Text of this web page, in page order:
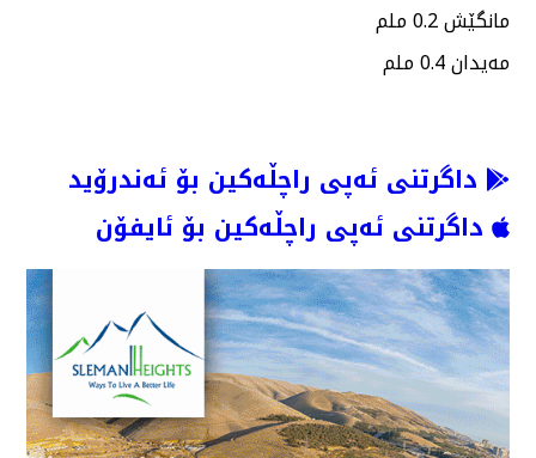
مانگێش 0.2 ملم
مەیدان 0.4 ملم
داگرتنی ئەپی راچڵەکین بۆ ئەندرۆید
داگرتنی ئەپی راچڵەکین بۆ ئایفۆن